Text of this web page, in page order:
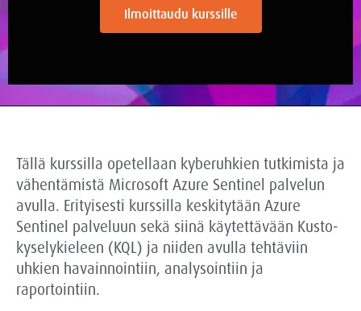
Ilmoittaudu kurssille
Tällä kurssilla opetellaan kyberuhkien tutkimista ja
vähentämistä Microsoft Azure Sentinel palvelun
avulla. Erityisesti kurssilla keskitytään Azure
Sentinel palveluun sekä siinä käytettävään Kusto-
kyselykieleen (KQL) ja niiden avulla tehtäviin
uhkien havainnointiin, analysointiin ja
raportointiin.